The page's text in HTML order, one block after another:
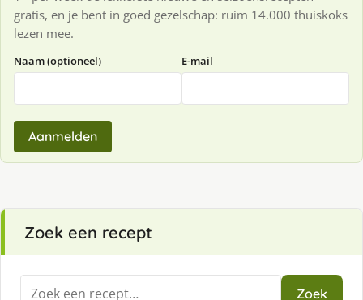
gratis, en je bent in goed gezelschap: ruim 14.000 thuiskoks
lezen mee.
Naam (optioneel) E-mail
Aanmelden
Zoek een recept
Zoeken
Zoek